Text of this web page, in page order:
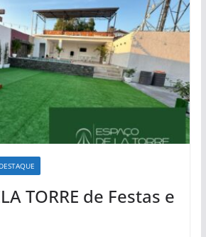
DESTAQUE
TORRE de Festas e